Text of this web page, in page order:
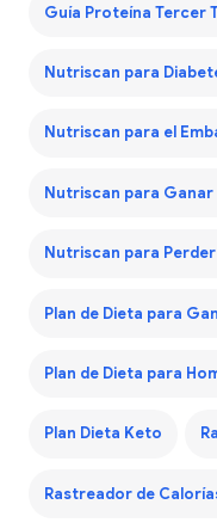
Guía Proteína Tercer
Nutriscan para
Nutriscan para el
Nutriscan para Ganar
Nutriscan para Perder
Plan de Dieta para
Plan de Dieta para
Plan Dieta Keto
Rastreador de